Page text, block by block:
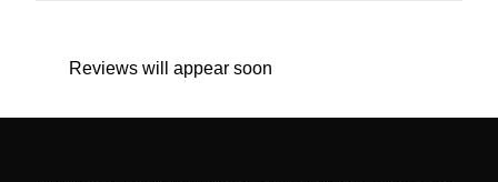
Reviews will appear soon